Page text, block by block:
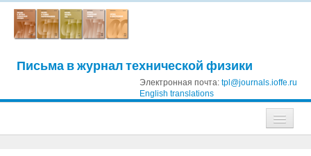
Письма в журнал технической физики
Электронная почта: tpl@journals.ioffe.ru
English translations